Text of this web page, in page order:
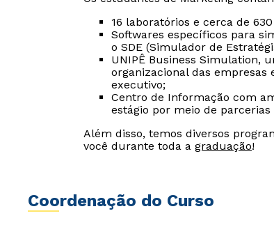
16 laboratórios e cerca de
Softwares específicos para
o SDE (Simulador de
UNIPÊ Business Simulation,
organizacional das
executivo;
Centro de Informação com
estágio por meio de
Além disso, temos diversos
você durante toda a graduação!
Coordenação do Curso